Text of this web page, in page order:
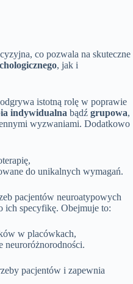
co pozwala na skuteczne
, jak i
istotną rolę w poprawie
indywidualna bądź grupowa,
wyzwaniami. Dodatkowo
do unikalnych wymagań.
pacjentów neuroatypowych
ich specyfikę. Obejmuje to:
w placówkach,
neuroróżnorodności.
pacjentów i zapewnia